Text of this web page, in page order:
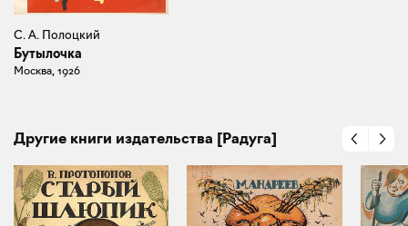
С. А. Полоцкий
Бутылочка
Москва, 1926
Другие книги издательства [Радуга]